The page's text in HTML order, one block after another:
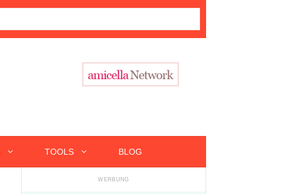
TOOLS BLOG